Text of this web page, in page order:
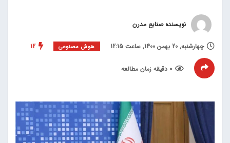
نویسنده صنایع مدرن
چهارشنبه, 20 بهمن 1400, ساعت 12:15 هوش مصنوعی 12
0 دقیقه زمان مطالعه